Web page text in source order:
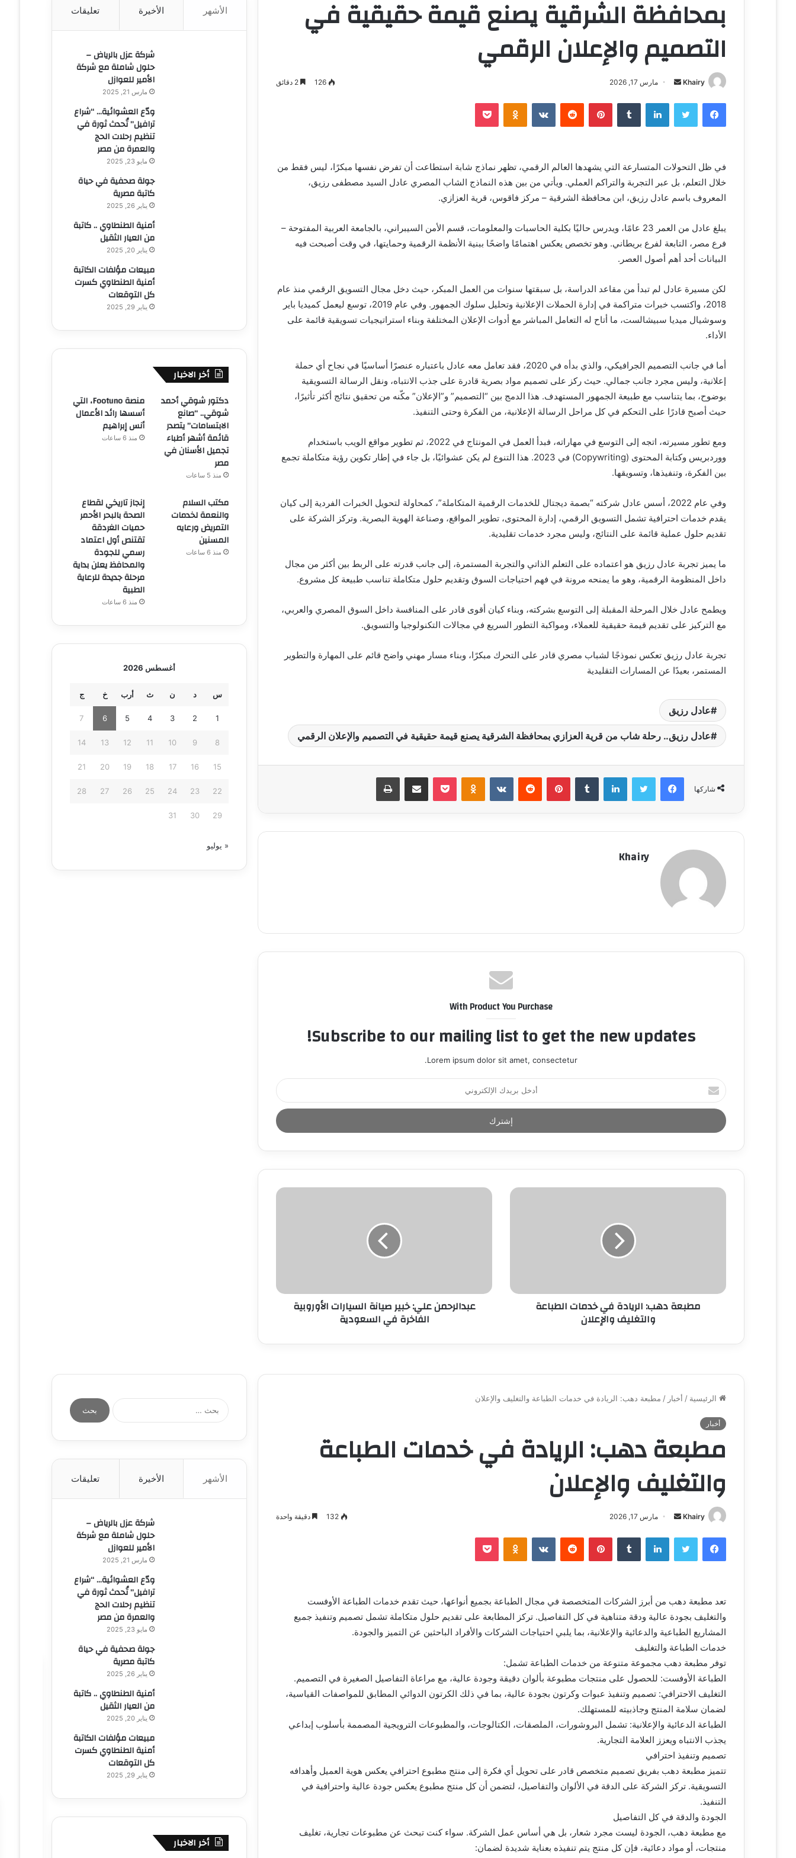
بمحافظة الشرقية يصنع قيمة حقيقية في
التصميم والإعلان الرقمي
Khairy
أ
ل
ي
د
ا
ل
ي
ا
مارس 17, 2026 126 2 دقائق
فيسبوك تويتر لينكدإن ‏Tumblr بينتيريست ‏Reddit
‏VKontakte
Odnoklassniki بوكيت
في ظل التحولات المتسارعة التي يشهدها العالم الرقمي، تظهر نماذج شابة استطاعت أن تفرض نفسها مبكرًا، ليس فقط من
خلال التعلم، بل عبر التجربة والتراكم العملي. ويأتي من بين هذه النماذج الشاب المصري عادل السيد مصطفى رزيق،
المعروف باسم عادل رزيق، ابن محافظة الشرقية – مركز فاقوس، قرية العزازي.
يبلغ عادل من العمر 23 عامًا، ويدرس حاليًا بكلية الحاسبات والمعلومات، قسم الأمن السيبراني، بالجامعة العربية المفتوحة –
فرع مصر، التابعة لفرع بريطاني. وهو تخصص يعكس اهتمامًا واضحًا ببنية الأنظمة الرقمية وحمايتها، في وقت أصبحت فيه
البيانات أحد أهم أصول العصر.
لكن مسيرة عادل لم تبدأ من مقاعد الدراسة، بل سبقتها سنوات من العمل المبكر، حيث دخل مجال التسويق الرقمي منذ عام
2018، واكتسب خبرات متراكمة في إدارة الحملات الإعلانية وتحليل سلوك الجمهور. وفي عام 2019، توسع ليعمل كميديا باير
وسوشيال ميديا سبيشالست، ما أتاح له التعامل المباشر مع أدوات الإعلان المختلفة وبناء استراتيجيات تسويقية قائمة على
الأداء.
أما في جانب التصميم الجرافيكي، والذي بدأه في 2020، فقد تعامل معه عادل باعتباره عنصرًا أساسيًا في نجاح أي حملة
إعلانية، وليس مجرد جانب جمالي. حيث ركز على تصميم مواد بصرية قادرة على جذب الانتباه، ونقل الرسالة التسويقية
بوضوح، بما يتناسب مع طبيعة الجمهور المستهدف. هذا الدمج بين “التصميم” و”الإعلان” مكّنه من تحقيق نتائج أكثر تأثيرًا،
حيث أصبح قادرًا على التحكم في كل مراحل الرسالة الإعلانية، من الفكرة وحتى التنفيذ.
ومع تطور مسيرته، اتجه إلى التوسع في مهاراته، فبدأ العمل في المونتاج في 2022، ثم تطوير مواقع الويب باستخدام
ووردبريس وكتابة المحتوى (Copywriting) في 2023. هذا التنوع لم يكن عشوائيًا، بل جاء في إطار تكوين رؤية متكاملة تجمع
بين الفكرة، وتنفيذها، وتسويقها.
وفي عام 2022، أسس عادل شركته “بصمة ديجتال للخدمات الرقمية المتكاملة”، كمحاولة لتحويل الخبرات الفردية إلى كيان
يقدم خدمات احترافية تشمل التسويق الرقمي، إدارة المحتوى، تطوير المواقع، وصناعة الهوية البصرية. وتركز الشركة على
تقديم حلول عملية قائمة على النتائج، وليس مجرد خدمات تقليدية.
ما يميز تجربة عادل رزيق هو اعتماده على التعلم الذاتي والتجربة المستمرة، إلى جانب قدرته على الربط بين أكثر من مجال
داخل المنظومة الرقمية، وهو ما يمنحه مرونة في فهم احتياجات السوق وتقديم حلول متكاملة تناسب طبيعة كل مشروع.
ويطمح عادل خلال المرحلة المقبلة إلى التوسع بشركته، وبناء كيان أقوى قادر على المنافسة داخل السوق المصري والعربي،
مع التركيز على تقديم قيمة حقيقية للعملاء، ومواكبة التطور السريع في مجالات التكنولوجيا والتسويق.
تجربة عادل رزيق تعكس نموذجًا لشباب مصري قادر على التحرك مبكرًا، وبناء مسار مهني واضح قائم على المهارة والتطوير
المستمر، بعيدًا عن المسارات التقليدية
عادل رزيق
عادل رزيق.. رحلة شاب من قرية العزازي بمحافظة الشرقية يصنع قيمة حقيقية في التصميم والإعلان الرقمي
شاركها
فيسبوك تويتر لينكدإن ‏Tumblr بينتيريست ‏Reddit
‏VKontakte
Odnoklassniki بوكيت مشاركة عبر البريد طباعة
Khairy
With Product You Purchase
Subscribe to our mailing list to get the new updates!
Lorem ipsum dolor sit amet, consectetur.
أ
د
خ
ل
د
ا
مطبعة دهب: الريادة في خدمات الطباعة
والتغليف والإعلان
عبدالرحمن علي: خبير صيانة السيارات الأوروبية
الفاخرة في السعودية
الأشهر الأخيرة تعليقات
شركة عزل بالرياض –
حلول شاملة مع شركة
الأمير للعوازل
مارس 21, 2025
ودّع العشوائية… “شراع
ترافيل” تُحدث ثورة في
تنظيم رحلات الحج
والعمرة من مصر
مايو 23, 2025
جولة صحفية في حياة
كاتبة مصرية
يناير 26, 2025
أمنية الطنطاوي .. كاتبة
من العيار الثقيل
يناير 20, 2025
مبيعات مؤلفات الكاتبة
أمنية الطنطاوي كسرت
كل التوقعات
يناير 29, 2025
أخر الاخبار
دكتور شوقي أحمد
شوقي.. “صانع
الابتسامات” يتصدر
قائمة أشهر أطباء
تجميل الأسنان في
مصر
منذ 5 ساعات
منصة Footuno، التي
أسسها رائد الأعمال
أنس إبراهيم
منذ 6 ساعات
مكتب السلام
والنعمة لخدمات
التمريض ورعايه
المسنين
منذ 6 ساعات
إنجاز تاريخي لقطاع
الصحة بالبحر الأحمر
حميات الغردقة
تقتنص أول اعتماد
رسمي للجودة
والمحافظ يعلن بداية
مرحلة جديدة للرعاية
الطبية
منذ 6 ساعات
أغسطس 2026
س د ن ث أرب خ ج
1
2
3
4
5
6
7
8
9
10
11
12
13
14
15
16
17
18
19
20
21
22
23
24
25
26
27
28
29
30
31
« يوليو